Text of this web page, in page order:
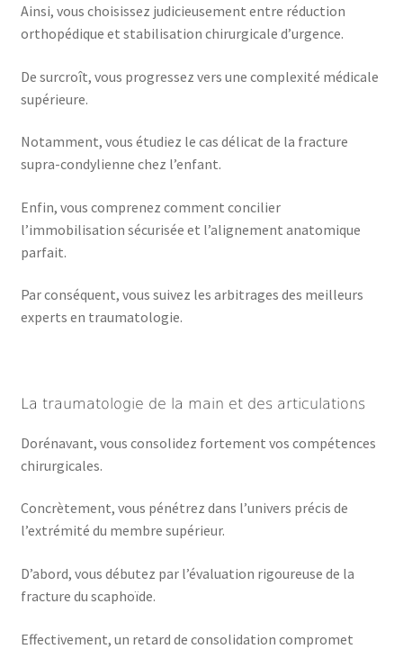
Ainsi, vous choisissez judicieusement entre réduction
orthopédique et stabilisation chirurgicale d’urgence.
De surcroît, vous progressez vers une complexité médicale
supérieure.
Notamment, vous étudiez le cas délicat de la fracture
supra-condylienne chez l’enfant.
Enfin, vous comprenez comment concilier
l’immobilisation sécurisée et l’alignement anatomique
parfait.
Par conséquent, vous suivez les arbitrages des meilleurs
experts en traumatologie.
La traumatologie de la main et des articulations
Dorénavant, vous consolidez fortement vos compétences
chirurgicales.
Concrètement, vous pénétrez dans l’univers précis de
l’extrémité du membre supérieur.
D’abord, vous débutez par l’évaluation rigoureuse de la
fracture du scaphoïde.
Effectivement, un retard de consolidation compromet